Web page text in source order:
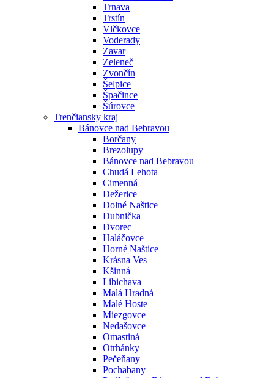
Trnava
Trstín
Vlčkovce
Voderady
Zavar
Zeleneč
Zvončín
Šelpice
Špačince
Šúrovce
Trenčiansky kraj
Bánovce nad Bebravou
Borčany
Brezolupy
Bánovce nad Bebravou
Chudá Lehota
Cimenná
Dežerice
Dolné Naštice
Dubnička
Dvorec
Haláčovce
Horné Naštice
Krásna Ves
Kšinná
Libichava
Malá Hradná
Malé Hoste
Miezgovce
Nedašovce
Omastiná
Otrhánky
Pečeňany
Pochabany